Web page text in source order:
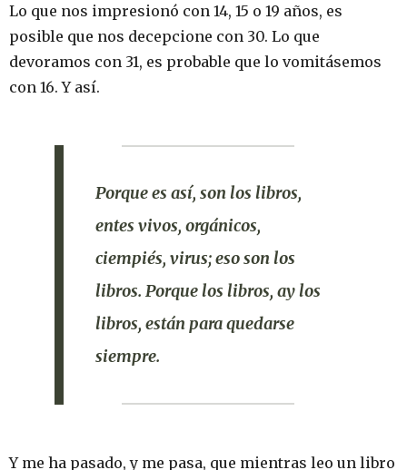
Lo que nos impresionó con 14, 15 o 19 años, es
posible que nos decepcione con 30. Lo que
devoramos con 31, es probable que lo vomitásemos
con 16. Y así.
Porque es así, son los libros,
entes vivos, orgánicos,
ciempiés, virus; eso son los
libros. Porque los libros, ay los
libros, están para quedarse
siempre.
Y me ha pasado, y me pasa, que mientras leo un libro